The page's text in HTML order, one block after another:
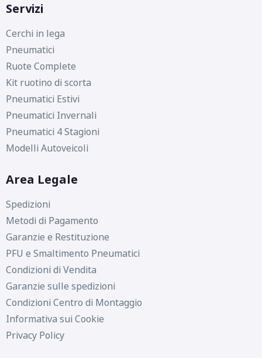
Servizi
Cerchi in lega
Pneumatici
Ruote Complete
Kit ruotino di scorta
Pneumatici Estivi
Pneumatici Invernali
Pneumatici 4 Stagioni
Modelli Autoveicoli
Area Legale
Spedizioni
Metodi di Pagamento
Garanzie e Restituzione
PFU e Smaltimento Pneumatici
Condizioni di Vendita
Garanzie sulle spedizioni
Condizioni Centro di Montaggio
Informativa sui Cookie
Privacy Policy